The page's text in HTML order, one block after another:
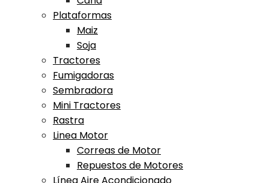
Plataformas
Maiz
Soja
Tractores
Fumigadoras
Sembradora
Mini Tractores
Rastra
Linea Motor
Correas de Motor
Repuestos de Motores